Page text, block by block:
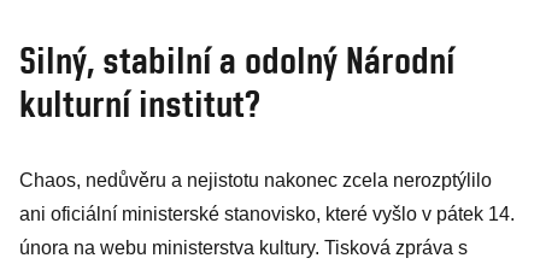
Silný, stabilní a odolný Národní
kulturní institut?
Chaos, nedůvěru a nejistotu nakonec zcela nerozptýlilo
ani oficiální ministerské stanovisko, které vyšlo v pátek 14.
února na webu ministerstva kultury. Tisková zpráva s